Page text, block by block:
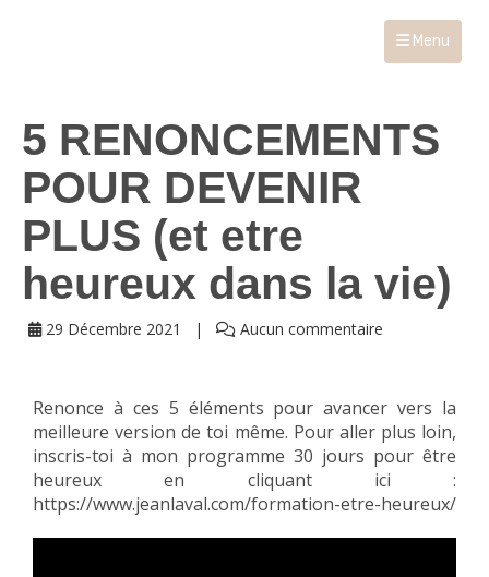
Menu
5 RENONCEMENTS
POUR DEVENIR
PLUS (et etre
heureux dans la vie)
29 Décembre 2021 Aucun commentaire
Renonce à ces 5 éléments pour avancer vers la
meilleure version de toi même. Pour aller plus loin,
inscris-toi à mon programme 30 jours pour être
heureux en cliquant ici :
https://www.jeanlaval.com/formation-etre-heureux/